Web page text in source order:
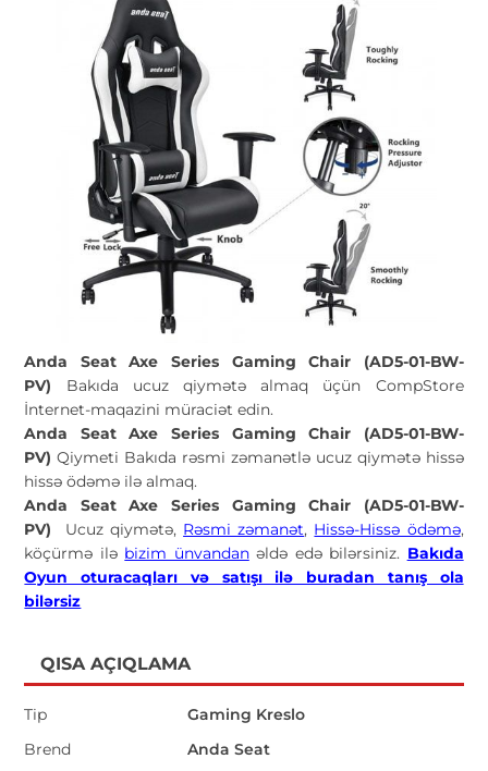
Anda Seat Axe Series Gaming Chair (AD5-01-BW-
PV) Bakıda ucuz qiymətə almaq üçün CompStore
İnternet-maqazini müraciət edin.
Anda Seat Axe Series Gaming Chair (AD5-01-BW-
PV)Qiymeti Bakıda rəsmi zəmanətlə ucuz qiymətə hissə
hissə ödəmə ilə almaq.
Anda Seat Axe Series Gaming Chair (AD5-01-BW-
PV) Ucuz qiymətə, Rəsmi zəmanət, Hissə-Hissə ödəmə,
köçürmə ilə bizim ünvandanəldə edə bilərsiniz. Bakıda
Oyun oturacaqları və satışı ilə buradan tanış ola
bilərsiz
QISA AÇIQLAMA
Tip
Gaming Kreslo
Brend
Anda Seat